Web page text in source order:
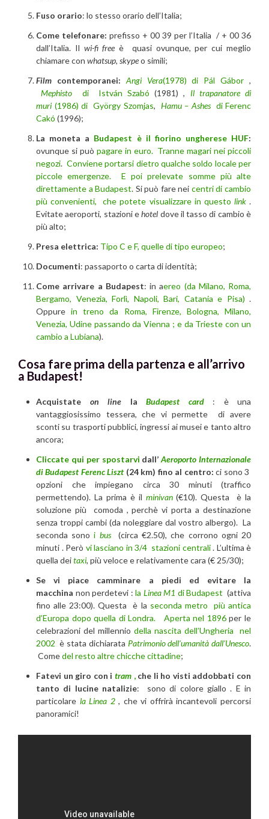
Fuso orario: lo stesso orario dell’Italia;
Come telefonare: prefisso + 00 39 per l’Italia / + 00 36
dall’Italia. Il wi-fi free è quasi ovunque, per cui meglio
chiamare con whatsup, skypeo simili;
Film contemporanei:Angi Vera(1978) di Pál Gábor ,
Mephisto di István Szabó (1981) ,
Il trapanatore di
muri (1986) di György Szomjas, Hamu – Ashes di Ferenc
Cakó (1996);
La moneta a Budapest è il fiorino ungherese HUF:
ovunque si può pagare in euro. Tranne magari nei piccoli
negozi. Conviene portarsi dietro qualche soldo locale per
piccole emergenze. E poi prelevate somme più alte
direttamente a Budapest. Si può fare nei centri di cambio
più convenienti, che potete visualizzare in questo link.
Evitate aeroporti, stazioni ehotel dove il tasso di cambio è
più alto;
Presa elettrica: Tipo C e F, quelle di tipo europeo;
Documenti: passaporto o carta di identità;
Come arrivare a Budapest: in aereo (da Milano, Roma,
Bergamo, Venezia, Forlì, Napoli, Bari, Catania e Pisa) .
Oppurein treno da Roma, Firenze, Bologna, Milano,
Venezia, Udine passando da Vienna ; e da Trieste con un
cambio a Lubiana).
Cosa fare prima della partenza e all’arrivo
a Budapest!
Acquistate on line la Budapest card: è una
vantaggiosissimo tessera, che vi permette di avere
sconti su trasporti pubblici, ingressi ai musei e tanto altro
ancora;
Cliccate qui per spostarvi dall’Aeroporto Internazionale
di Budapest Ferenc Liszt (24 km) fino al centro: ci sono 3
opzioni che impiegano circa 30 minuti (traffico
permettendo). La prima è il minivan(€10). Questa è la
soluzione più comoda , perchè vi porta a destinazione
senza troppi cambi (da noleggiare dal vostro albergo). La
seconda sonoi bus
(circa €2.50), che corrono ogni 20
minuti . Però vi lasciano in 3/4 stazioni centrali. L’ultima è
quella deitaxi, più veloce e relativamente cara (€ 25/30);
Se vi piace camminare a piedi ed evitare la
macchina non perdetevi : la Linea M1 di Budapest (attiva
fino alle 23:00). Questa è la seconda metro più antica
d’Europa dopo quella di Londra. Aperta nel 1896per le
celebrazioni del millennio della nascita dell’Ungheria nel
2002 è stata dichiarata Patrimonio dell’umanità dall’Unesco.
Comedel resto altre chicche cittadine;
Fatevi un giro con i tram ,che li ho visti addobbati con
tanto di lucine natalizie: sono di colore giallo . E in
particolare la Linea 2, che vi offrirà incantevoli percorsi
panoramici!